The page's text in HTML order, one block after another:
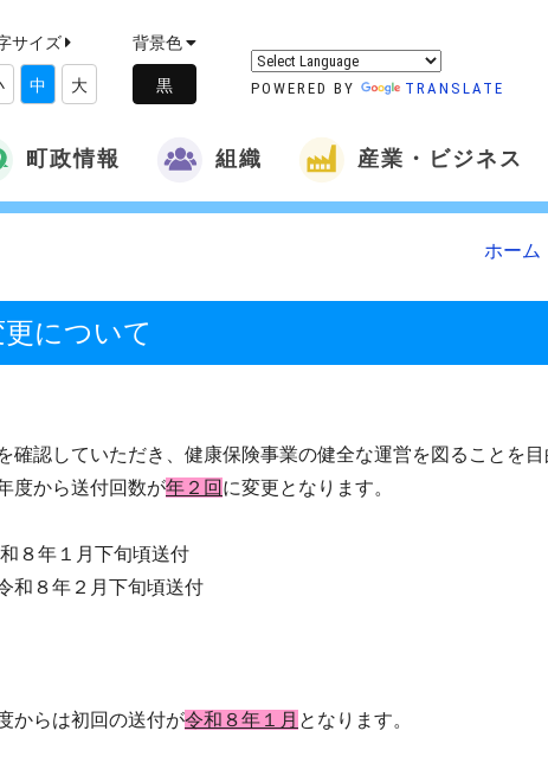
サイズ
中 大
背景色
POWERED BY TRANSLATE
町政情報 組織 産業・ビジネス
ホーム
について
確認していただき、健康保険事業の健全な運営を図ることを
度から送付回数が年 ２回 に変更となります。
年１月下旬頃送付
８年２月下旬頃送付
からは初回の送付が令和８年１月 となります。